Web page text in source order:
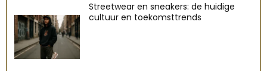
Streetwear en sneakers: de huidige
cultuur en toekomsttrends